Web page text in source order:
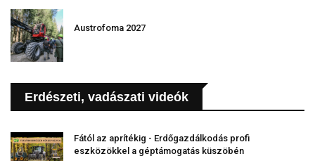
Austrofoma 2027
Erdészeti, vadászati videók
Fától az aprítékig - Erdőgazdálkodás profi
eszközökkel a géptámogatás küszöbén